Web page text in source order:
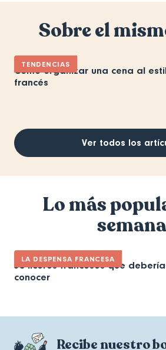
Sobre el
TENDENCIAS
Cómo organizar una cena al
francés
Ver todos los
Lo más
semana
LA DESPENSA FRANCESA
30 licores franceses que
conocer
Recibe nuestro